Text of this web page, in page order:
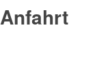
Anfahrt